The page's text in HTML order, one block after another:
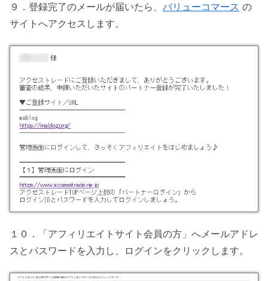
９．登録完了のメールが届いたら、 バリューコマース の
サイトへアクセスします。
１０．「アフィリエイトサイト会員の方」へメールアドレ
スとパスワードを入力し、ログインをクリックします。